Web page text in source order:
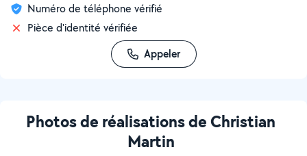
Numéro de téléphone vérifié
Pièce d'identité vérifiée
Appeler
Photos de réalisations de Christian
Martin